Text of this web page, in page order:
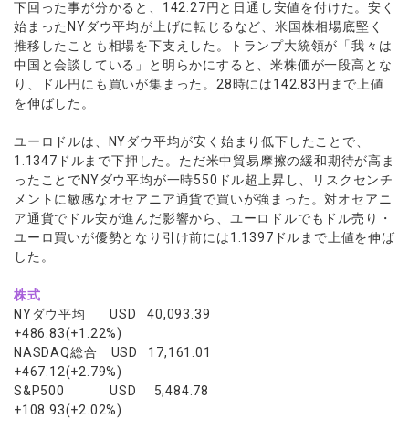
ไทย
Tiếng Việt
下回った事が分かると、142.27円と日通し安値を付けた。安く
始まったNYダウ平均が上げに転じるなど、米国株相場底堅く
推移したことも相場を下支えした。トランプ大統領が「我々は
中国と会談している」と明らかにすると、米株価が一段高とな
り、ドル円にも買いが集まった。28時には142.83円まで上値
を伸ばした。
ユーロドルは、NYダウ平均が安く始まり低下したことで、
1.1347ドルまで下押した。ただ米中貿易摩擦の緩和期待が高ま
ったことでNYダウ平均が一時550ドル超上昇し、リスクセンチ
メントに敏感なオセアニア通貨で買いが強まった。対オセアニ
ア通貨でドル安が進んだ影響から、ユーロドルでもドル売り・
ユーロ買いが優勢となり引け前には1.1397ドルまで上値を伸ば
した。
株式
NYダウ平均 USD 40,093.39
+486.83(+1.22%)
NASDAQ総合 USD 17,161.01
+467.12(+2.79%)
S&P500 USD 5,484.78
+108.93(+2.02%)